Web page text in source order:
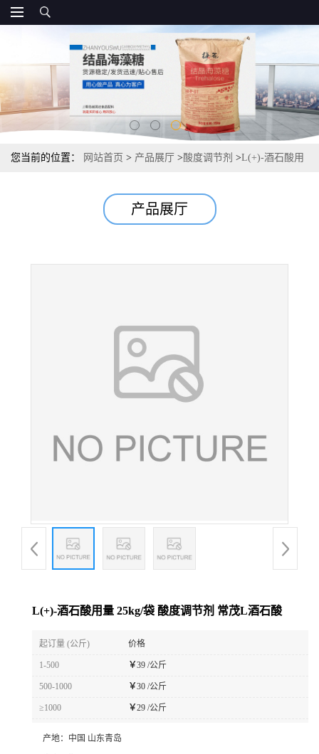
您当前的位置： 网站首页 > 产品展厅 >酸度调节剂 >L(+)-酒石酸用
产品展厅
L(+)-酒石酸用量 25kg/袋 酸度调节剂 常茂L酒石酸
起订量 (公斤) 价格
1-500 ￥39 /公斤
500-1000 ￥30 /公斤
≥1000 ￥29 /公斤
产地： 中国 山东青岛